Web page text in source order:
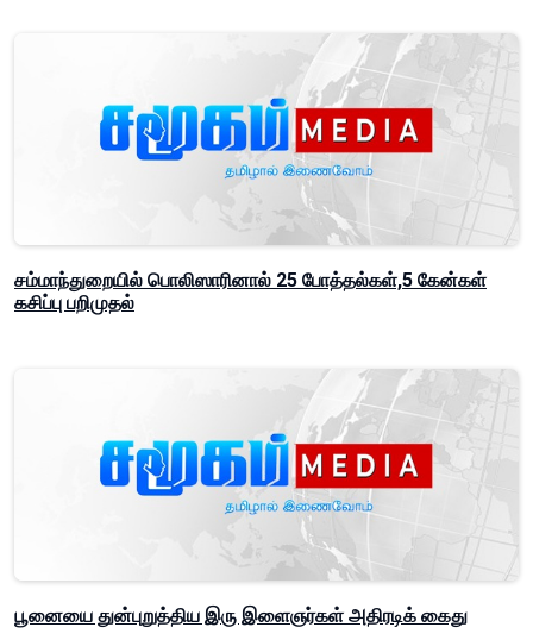
சம்மாந்துறையில் பொலிஸாரினால் 25 போத்தல்கள்,5 கேன்கள்
கசிப்பு பறிமுதல்
பூனையை துன்புறுத்திய இரு இளைஞர்கள் அதிரடிக் கைது